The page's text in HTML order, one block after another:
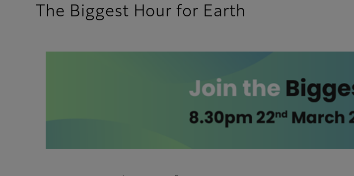
The Biggest Hour for Earth